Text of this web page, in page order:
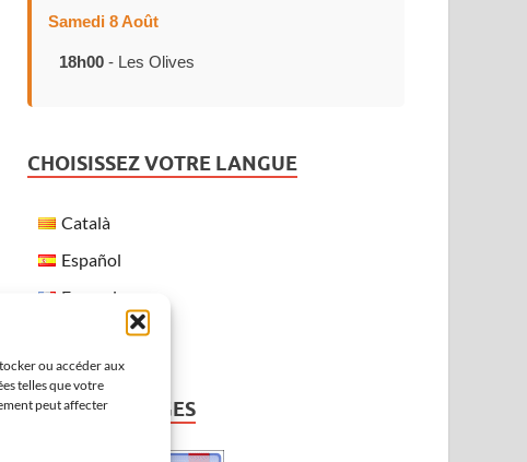
ou accéder aux
telles que votre
peut affecter
Samedi 8 Août
18h00 - Les Olives
CHOISISSEZ VOTRE LANGUE
Català
Español
Français
MÉTÉO À VERGES